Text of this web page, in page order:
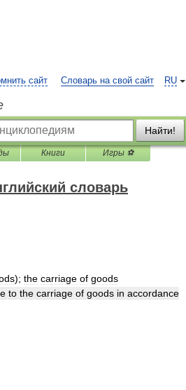
RU
сайт Словарь на свой сайт
Найти!
Книги Игры ⚽
словарь
); the carriage of goods
to the carriage of goods in accordance